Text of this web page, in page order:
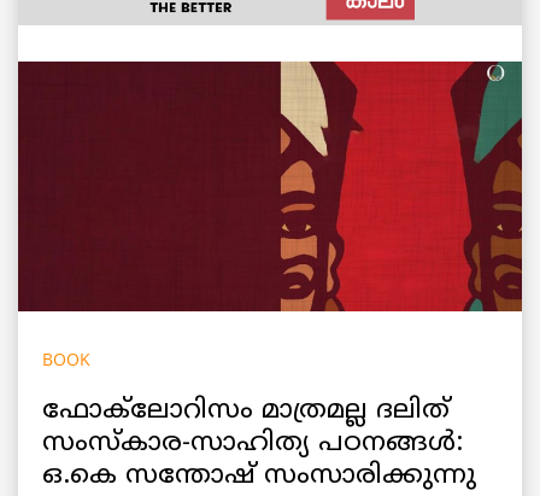
BOOK
ഫോക്‌ലോറിസം മാത്രമല്ല ദലിത്
സംസ്കാര-സാഹിത്യ പഠനങ്ങൾ:
ഒ.കെ സന്തോഷ്‌ സംസാരിക്കുന്നു